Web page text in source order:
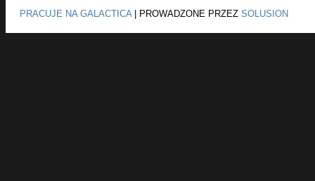
PRACUJE NA GALACTICA| PROWADZONE PRZEZ SOLUSION